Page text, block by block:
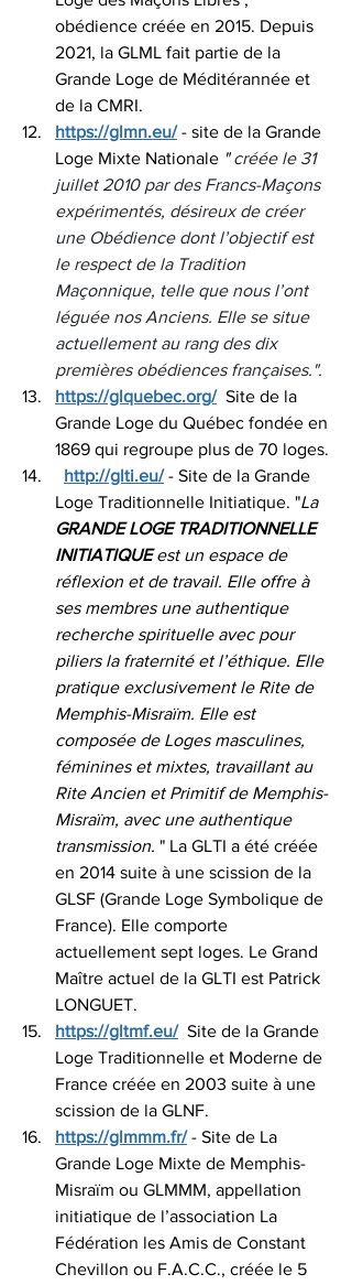
obédience créée en 2015. Depuis
2021, la GLML fait partie de la
Grande Loge de Méditérannée et
de la CMRI.
https://glmn.eu/ - site de la Grande
Loge Mixte Nationale " créée le 31
juillet 2010 par des Francs-Maçons
expérimentés, désireux de créer
une Obédience dont l’objectif est
le respect de la Tradition
Maçonnique, telle que nous l’ont
léguée nos Anciens. Elle se situe
actuellement au rang des dix
premières obédiences françaises.".
https://glquebec.org/ Site de la
Grande Loge du Québec fondée en
1869 qui regroupe plus de 70 loges.
http://glti.eu/ - Site de la Grande
Loge Traditionnelle Initiatique. "La
GRANDE LOGE TRADITIONNELLE
INITIATIQUE est un espace de
réflexion et de travail. Elle offre à
ses membres une authentique
recherche spirituelle avec pour
piliers la fraternité et l’éthique. Elle
pratique exclusivement le Rite de
Memphis-Misraïm. Elle est
composée de Loges masculines,
féminines et mixtes, travaillant au
Rite Ancien et Primitif de Memphis-
Misraïm, avec une authentique
transmission. " La GLTI a été créée
en 2014 suite à une scission de la
GLSF (Grande Loge Symbolique de
France). Elle comporte
actuellement sept loges. Le Grand
Maître actuel de la GLTI est Patrick
LONGUET.
https://gltmf.eu/ Site de la Grande
Loge Traditionnelle et Moderne de
France créée en 2003 suite à une
scission de la GLNF.
https://glmmm.fr/ - Site de La
Grande Loge Mixte de Memphis-
Misraïm ou GLMMM, appellation
initiatique de l’association La
Fédération les Amis de Constant
Chevillon ou F.A.C.C., créée le 5